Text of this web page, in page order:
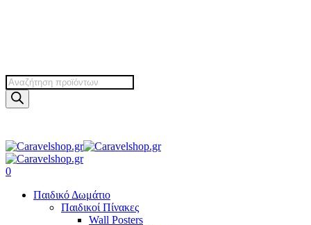
Products
search
search
account
0
Παιδικό Δωμάτιο
Παιδικοί Πίνακες
Wall Posters